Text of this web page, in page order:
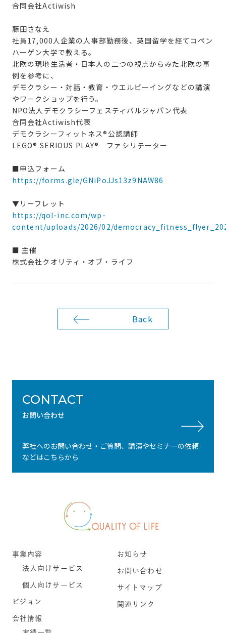
合同会社Actiwish
藤田さなえ
社員17,000人企業の人事部勤務後、英国留学を経てコペン
ハーゲン大学で教える。
北欧の現地生活者・日本人の二つの視点からみた北欧の事
例を参考に、
デモクラシー・対話・教育・ウエルビーイングなどの講演
やワークショップを行う。
NPO法人デモクラシーフェスティバルジャパン代表
合同会社Actiwish代表
デモクラシーフィットネス®︎公認講師
LEGO® SERIOUS PLAY® ファシリテーター
■申込フォーム
https://forms.gle/GNiPoJJs13z9NAW86
▼リーフレット
https://qol-inc.com/wp-
content/uploads/2026/02/
■ 主催
株式会社クオリティ・オブ・ライフ
Back
CONTACT
お問い合わせ
弊社へのお問い合わせ・ご質問、講演やセミナーの依頼
などはこちらから
事業内容
法人向けサービス
個人向けサービス
ビジョン
会社情報
お知らせ
お問い合わせ
サイトマップ
関連リンク